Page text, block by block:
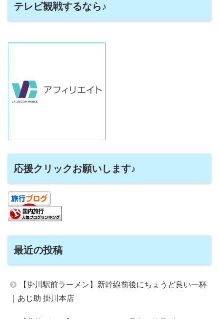
テレビ観戦するなら♪
応援クリックお願いします♪
最近の投稿
【掛川駅前ラーメン】新幹線前後にちょうど良い一杯
｜あじ助 掛川本店